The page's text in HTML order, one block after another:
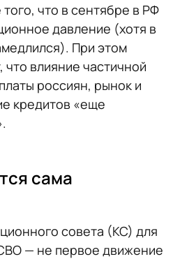
что в сентябре в РФ
давление (хотя в
При этом
что влияние частичной
россиян, рынок и
кредитов «еще
сама
совета (КС) для
— не первое движение